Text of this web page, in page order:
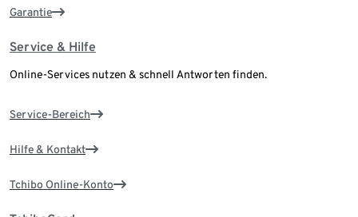
Garantie
Service & Hilfe
Online-Services nutzen & schnell Antworten finden.
Service-Bereich
Hilfe & Kontakt
Tchibo Online-Konto